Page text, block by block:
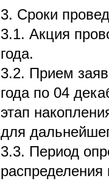
3. Сроки
3.1. Акция
года.
3.2. Прием
года по 04
этап
для
3.3. Период